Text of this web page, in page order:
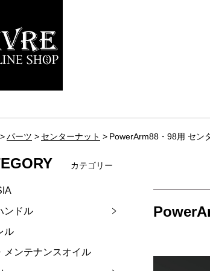
パーツ センターナット PowerArm88・98用 セン
カテゴリー
ンドル
ル
メンテナンスオイル